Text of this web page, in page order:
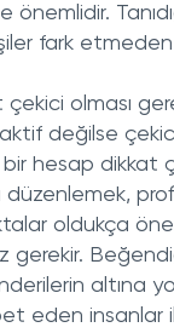
fark etmeden
olması
değilse
hesap dikkat
düzenlemek,
oldukça
gerekir.
altına
eden insanlar